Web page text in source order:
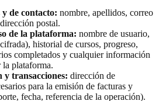
de contacto: nombre, apellidos, correo
postal.
de la plataforma: nombre de usuario,
historial de cursos, progreso,
completados y cualquier información
plataforma.
y transacciones: dirección de
para la emisión de facturas y
fecha, referencia de la operación).